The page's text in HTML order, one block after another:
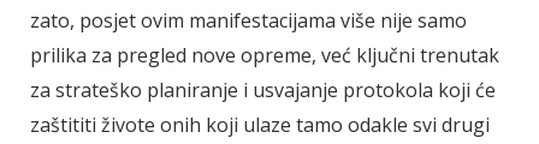
zato, posjet ovim manifestacijama više nije samo
prilika za pregled nove opreme, već ključni trenutak
za strateško planiranje i usvajanje protokola koji će
zaštititi živote onih koji ulaze tamo odakle svi drugi